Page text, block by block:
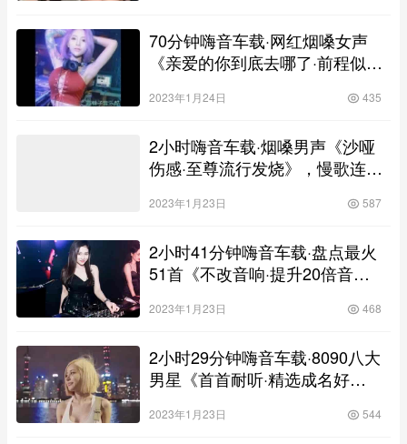
70分钟嗨音车载·网红烟嗓女声
《亲爱的你到底去哪了·前程似锦·
清靓碟
2023年1月24日 435
2小时嗨音车载·烟嗓男声《沙哑
伤感·至尊流行发烧》，慢歌连版
2023年1月23日 587
2小时41分钟嗨音车载·盘点最火
51首《不改音响·提升20倍音
2023年1月23日 468
2小时29分钟嗨音车载·8090八大
男星《首首耐听·精选成名好
2023年1月23日 544